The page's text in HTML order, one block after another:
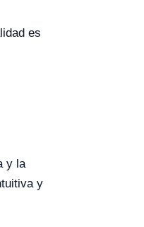
es
y la
y